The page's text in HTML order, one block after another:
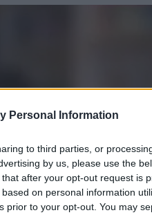
Personal Information
to third parties, or
by us, please use the
after your opt-out request is
on personal information
prior to your opt-out. You may